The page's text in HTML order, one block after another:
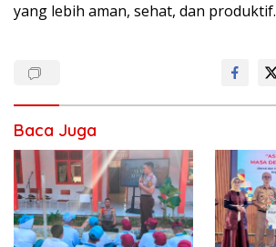
yang lebih aman, sehat, dan produktif.
Baca Juga